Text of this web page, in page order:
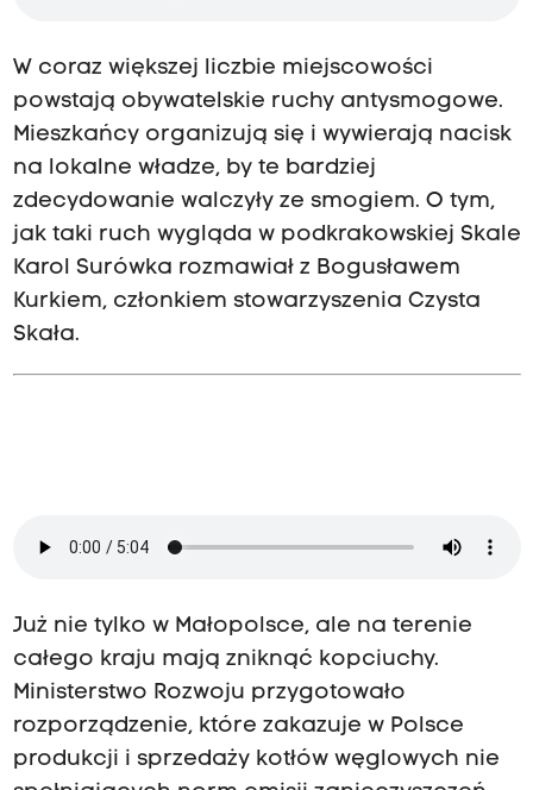
W coraz większej liczbie miejscowości
powstają obywatelskie ruchy antysmogowe.
Mieszkańcy organizują się i wywierają nacisk
na lokalne władze, by te bardziej
zdecydowanie walczyły ze smogiem. O tym,
jak taki ruch wygląda w podkrakowskiej Skale
Karol Surówka rozmawiał z Bogusławem
Kurkiem, członkiem stowarzyszenia Czysta
Skała.
Już nie tylko w Małopolsce, ale na terenie
całego kraju mają zniknąć kopciuchy.
Ministerstwo Rozwoju przygotowało
rozporządzenie, które zakazuje w Polsce
produkcji i sprzedaży kotłów węglowych nie